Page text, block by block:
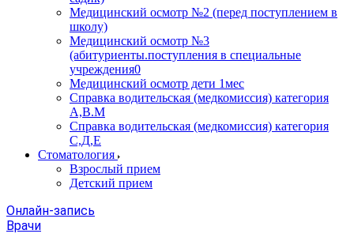
Медицинский осмотр №2 (перед поступлением в
школу)
Медицинский осмотр №3
(абитуриенты.поступления в специальные
учреждения0
Медицинский осмотр дети 1мес
Справка водительская (медкомиссия) категория
А,В.М
Справка водительская (медкомиссия) категория
С,Д,Е
Стоматология
Взрослый прием
Детский прием
Онлайн-запись
Врачи